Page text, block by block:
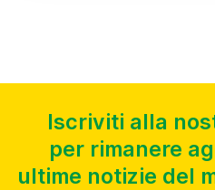
Iscriviti alla
per rimanere
ultime notizie del